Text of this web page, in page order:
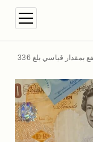
menu
ثروات المليارديرات ترتفع بمقدار قياسي بلغ 336